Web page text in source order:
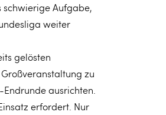
schwierige Aufgabe,
weiter
gelösten
zu
ausrichten.
erfordert. Nur